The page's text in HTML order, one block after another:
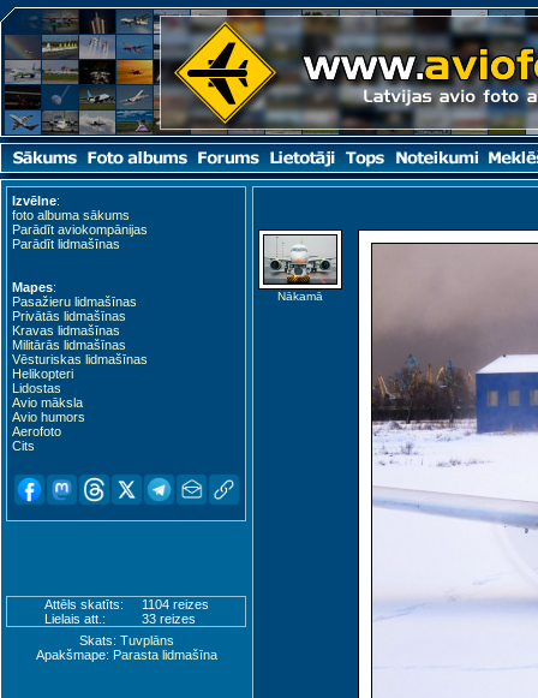
Izvēlne:
foto albuma sākums
Parādīt aviokompānijas
Parādīt lidmašīnas
Mapes:
Pasažieru lidmašīnas
Privātās lidmašīnas
Kravas lidmašīnas
Militārās lidmašīnas
Vēsturiskas lidmašīnas
Helikopteri
Lidostas
Avio māksla
Avio humors
Aerofoto
Cits
Attēls skatīts:
1104 reizes
Lielais att.:
33 reizes
Skats: Tuvplāns
Apakšmape: Parasta lidmašīna
Nākamā